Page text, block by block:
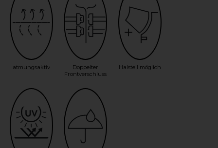
atmungsaktiv
Doppelter
Frontverschluss
Halsteil möglich